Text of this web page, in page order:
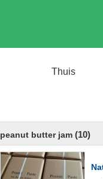
Thuis
peanut butter jam (10)